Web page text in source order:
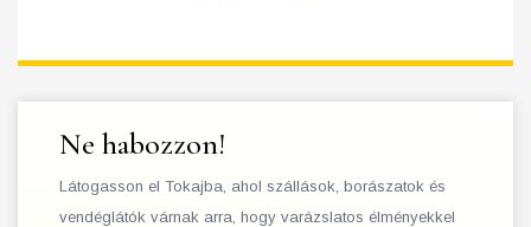
Ne habozzon!
Látogasson el Tokajba, ahol szállások, borászatok és
vendéglátók várnak arra, hogy varázslatos élményekkel